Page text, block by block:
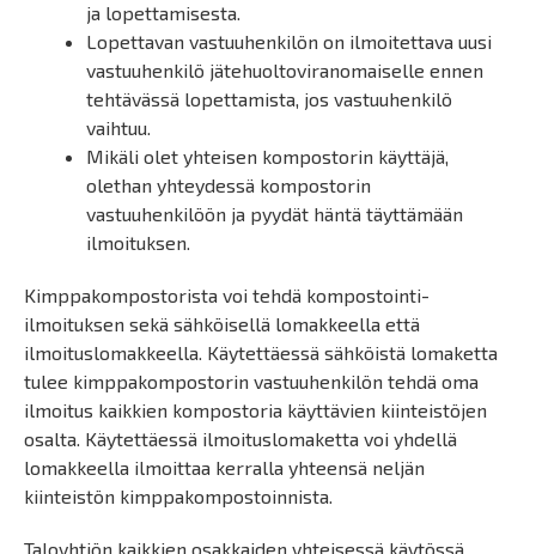
ja lopettamisesta.
Lopettavan vastuuhenkilön on ilmoitettava uusi
vastuuhenkilö jätehuoltoviranomaiselle ennen
tehtävässä lopettamista, jos vastuuhenkilö
vaihtuu.
Mikäli olet yhteisen kompostorin käyttäjä,
olethan yhteydessä kompostorin
vastuuhenkilöön ja pyydät häntä täyttämään
ilmoituksen.
Kimppakompostorista voi tehdä kompostointi-
ilmoituksen sekä sähköisellä lomakkeella että
ilmoituslomakkeella. Käytettäessä sähköistä lomaketta
tulee kimppakompostorin vastuuhenkilön tehdä oma
ilmoitus kaikkien kompostoria käyttävien kiinteistöjen
osalta. Käytettäessä ilmoituslomaketta voi yhdellä
lomakkeella ilmoittaa kerralla yhteensä neljän
kiinteistön kimppakompostoinnista.
Taloyhtiön kaikkien osakkaiden yhteisessä käytössä